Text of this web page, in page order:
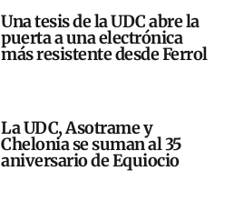
Una tesis de la UDC abre la
puerta a una electrónica
más resistente desde Ferrol
La UDC, Asotrame y
Chelonia se suman al 35
aniversario de Equiocio